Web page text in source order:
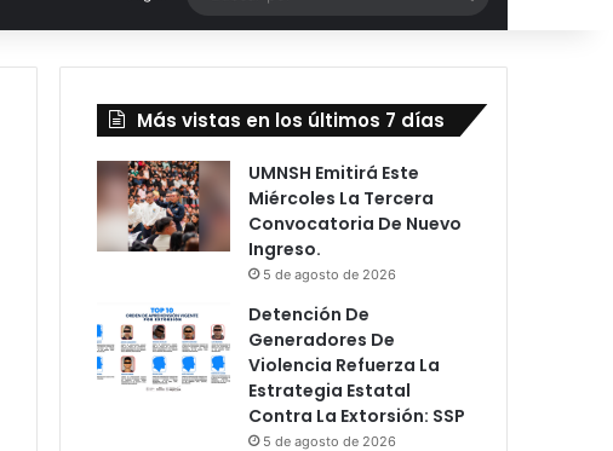
por
Más vistas en los últimos 7 días
UMNSH Emitirá Este
Miércoles La Tercera
Convocatoria De Nuevo
Ingreso.
5 de agosto de 2026
Detención De
Generadores De
Violencia Refuerza La
Estrategia Estatal
Contra La Extorsión: SSP
5 de agosto de 2026